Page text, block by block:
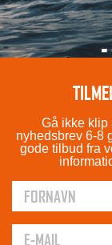
Gå ikke klip
nyhedsbrev 6-8
gode tilbud fra